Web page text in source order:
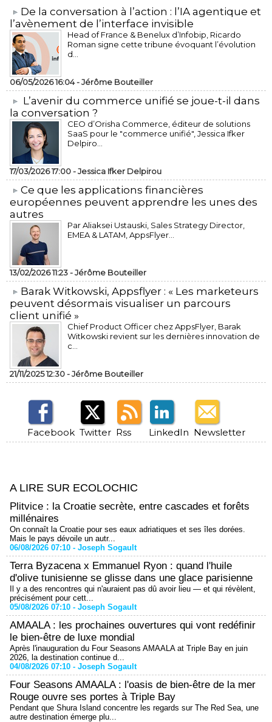
​De la conversation à l’action : l’IA agentique et
l’avènement de l’interface invisible
Head of France & Benelux d’Infobip, Ricardo
Roman signe cette tribune évoquant l’évolution
d...
06/05/2026 16:04 -Jérôme Bouteiller
L’avenir du commerce unifié se joue-t-il dans
la conversation ?
CEO d’Orisha Commerce, éditeur de solutions
SaaS pour le "commerce unifié", Jessica Ifker
Delpiro...
17/03/2026 17:00 -Jessica Ifker Delpirou
​Ce que les applications financières
européennes peuvent apprendre les unes des
autres
Par Aliaksei Ustauski, Sales Strategy Director,
EMEA & LATAM, AppsFlyer...
13/02/2026 11:23 -Jérôme Bouteiller
​Barak Witkowski, Appsflyer : « Les marketeurs
peuvent désormais visualiser un parcours
client unifié »
Chief Product Officer chez AppsFlyer, ​Barak
Witkowski revient sur les dernières innovation de
c...
21/11/2025 12:30 -Jérôme Bouteiller
Facebook Twitter Rss LinkedIn Newsletter
A LIRE SUR ECOLOCHIC
Plitvice : la Croatie secrète, entre cascades et forêts
millénaires
On connaît la Croatie pour ses eaux adriatiques et ses îles dorées.
Mais le pays dévoile un autr...
06/08/2026 07:10 - Joseph Sogault
Terra Byzacena x Emmanuel Ryon : quand l'huile
d'olive tunisienne se glisse dans une glace parisienne
Il y a des rencontres qui n'auraient pas dû avoir lieu — et qui révèlent,
précisément pour cett...
05/08/2026 07:10 - Joseph Sogault
AMAALA : les prochaines ouvertures qui vont redéfinir
le bien-être de luxe mondial
Après l'inauguration du Four Seasons AMAALA at Triple Bay en juin
2026, la destination continue d...
04/08/2026 07:10 - Joseph Sogault
Four Seasons AMAALA : l'oasis de bien-être de la mer
Rouge ouvre ses portes à Triple Bay
Pendant que Shura Island concentre les regards sur The Red Sea, une
autre destination émerge plu...